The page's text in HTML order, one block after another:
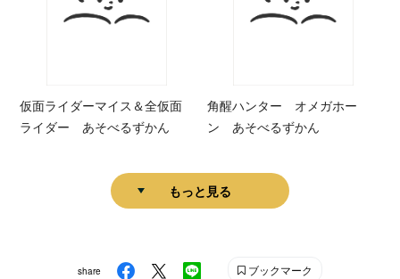
仮面ライダーマイス＆全仮面
ライダー あそべるずかん
角醒ハンター オメガホー
ン あそべるずかん
もっと見る
share ブックマーク